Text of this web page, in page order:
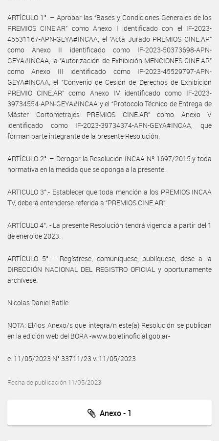
ARTÍCULO 1°. – Aprobar las “Bases y Condiciones Generales de los
PREMIOS CINE.AR” como Anexo I identificado con el IF-2023-
45531167-APN-GEYA#INCAA; el “Acta Jurado PREMIOS CINE.AR”
como Anexo II identificado como IF-2023-50373698-APN-
GEYA#INCAA, la “Autorización de Exhibición MENCIONES CINE.AR”
como Anexo III identificado como IF-2023-45529797-APN-
GEYA#INCAA, el “Convenio de Cesión de Derechos de Exhibición
PREMIO CINE.AR” como Anexo IV identificado como IF-2023-
39734554-APN-GEYA#INCAA y el “Protocolo Técnico de Entrega de
Máster Cortometrajes PREMIOS CINE.AR” como Anexo V
identificado como IF-2023-39734374-APN-GEYA#INCAA, que
forman parte integrante de la presente Resolución.
ARTÍCULO 2°. – Derogar la Resolución INCAA Nº 1697/2015 y toda
normativa en la medida que se oponga a la presente.
ARTICULO 3°.- Establecer que toda mención a los PREMIOS INCAA
TV, deberá entenderse referida a “PREMIOS CINE.AR”.
ARTÍCULO 4°. - La presente Resolución tendrá vigencia a partir del 1
de enero de 2023.
ARTÍCULO 5°. - Regístrese, comuníquese, publíquese, dese a la
DIRECCIÓN NACIONAL DEL REGISTRO OFICIAL y oportunamente
archívese.
Nicolas Daniel Batlle
NOTA: El/los Anexo/s que integra/n este(a) Resolución se publican
en la edición web del BORA -www.boletinoficial.gob.ar-
e. 11/05/2023 N° 33711/23 v. 11/05/2023
Fecha de publicación 11/05/2023
Anexo - 1